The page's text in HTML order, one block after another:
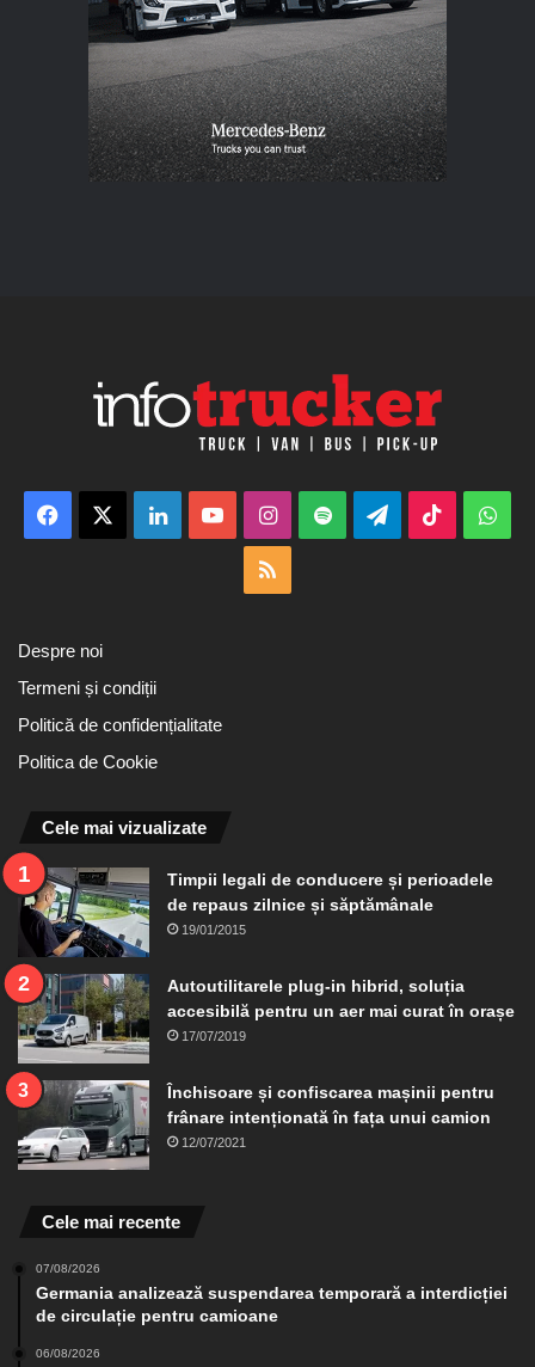
Facebook LinkedInYouTubeInstagram
Spotify TelegramTikTok
Despre noi
Termeni și condiții
Politică de confidențialitate
Politica de Cookie
Cele mai vizualizate
Timpii legali de conducere și perioadele
de repaus zilnice și săptămânale
19/01/2015
Autoutilitarele plug-in hibrid, soluția
accesibilă pentru un aer mai curat în orașe
17/07/2019
Închisoare și confiscarea mașinii pentru
frânare intenționată în fața unui camion
12/07/2021
Cele mai recente
07/08/2026
Germania analizează suspendarea temporară a interdicției
de circulație pentru camioane
06/08/2026